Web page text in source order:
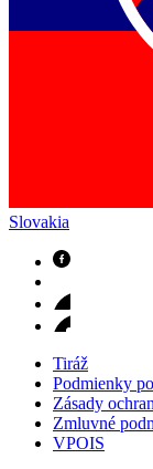
Slovakia
Tiráž
Podmienky
Zásady
Zmluvné
VPOIS